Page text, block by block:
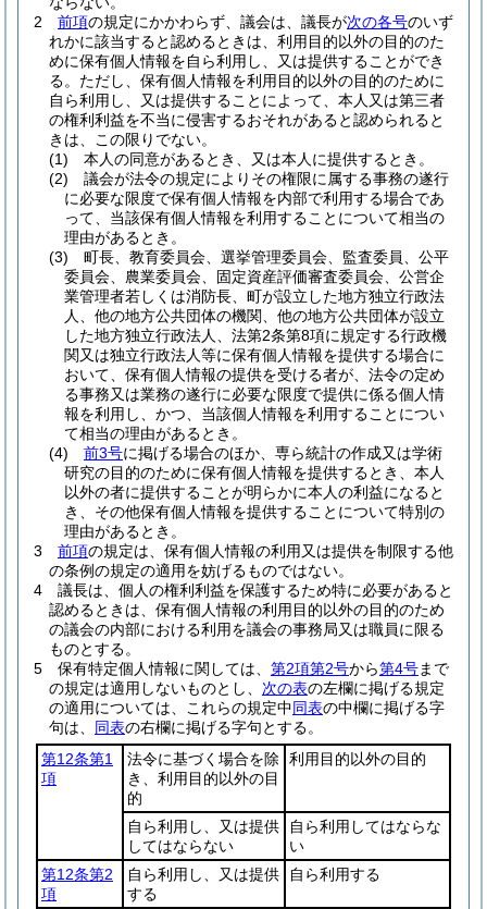
2
前項の規定にかかわらず、議会は、議長が次の各号のいず
れかに該当すると認めるときは、利用目的以外の目的のた
めに保有個人情報を自ら利用し、又は提供することができ
る。 ただし、保有個人情報を利用目的以外の目的のために
自ら利用し、又は提供することによって、本人又は第三者
の権利利益を不当に侵害するおそれがあると認められると
きは、この限りでない。
(1)
本人の同意があるとき、又は本人に提供するとき。
(2)
議会が法令の規定によりその権限に属する事務の遂行
に必要な限度で保有個人情報を内部で利用する場合であ
って、当該保有個人情報を利用することについて相当の
理由があるとき。
(3)
町長、教育委員会、選挙管理委員会、監査委員、公平
委員会、農業委員会、固定資産評価審査委員会、公営企
業管理者若しくは消防長、町が設立した地方独立行政法
人、他の地方公共団体の機関、他の地方公共団体が設立
した地方独立行政法人、法第2条第8項に規定する行政機
関又は独立行政法人等に保有個人情報を提供する場合に
おいて、保有個人情報の提供を受ける者が、法令の定め
る事務又は業務の遂行に必要な限度で提供に係る個人情
報を利用し、かつ、当該個人情報を利用することについ
て相当の理由があるとき。
(4)
前3号に掲げる場合のほか、専ら統計の作成又は学術
研究の目的のために保有個人情報を提供するとき、本人
以外の者に提供することが明らかに本人の利益になると
き、その他保有個人情報を提供することについて特別の
理由があるとき。
3
前項の規定は、保有個人情報の利用又は提供を制限する他
の条例の規定の適用を妨げるものではない。
4
議長は、個人の権利利益を保護するため特に必要があると
認めるときは、保有個人情報の利用目的以外の目的のため
の議会の内部における利用を議会の事務局又は職員に限る
ものとする。
5
保有特定個人情報に関しては、 第2項第2号から第4号まで
の規定は適用しないものとし、 次の表の左欄に掲げる規定
の適用については、これらの規定中同表の中欄に掲げる字
句は、 同表の右欄に掲げる字句とする。
第12条第1
項
法令に基づく場合を除
き、利用目的以外の目
的
利用目的以外の目的
自ら利用し、又は提供
してはならない
自ら利用してはならな
い
第12条第2
項
自ら利用し、又は提供
する
自ら利用する